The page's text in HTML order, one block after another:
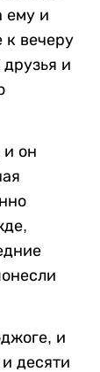
ему и
к вечеру
и
и он
и
десяти